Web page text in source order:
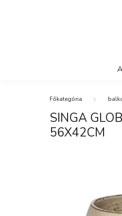
SINGA
56X42CM